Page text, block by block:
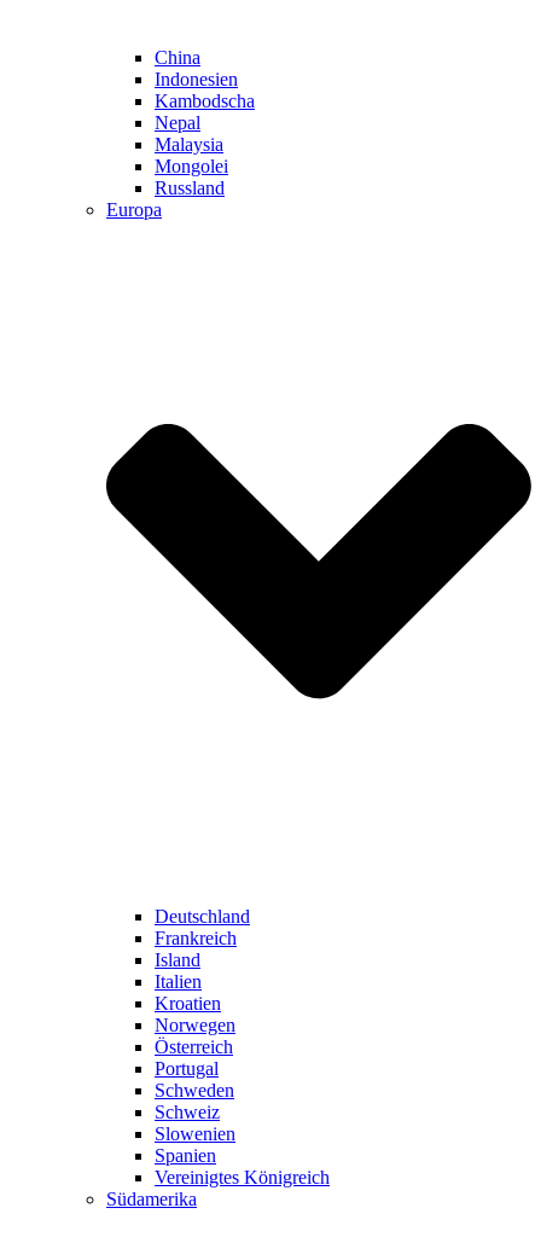
China
Indonesien
Kambodscha
Nepal
Malaysia
Mongolei
Russland
Europa
Deutschland
Frankreich
Island
Italien
Kroatien
Norwegen
Österreich
Portugal
Schweden
Schweiz
Slowenien
Spanien
Vereinigtes Königreich
Südamerika